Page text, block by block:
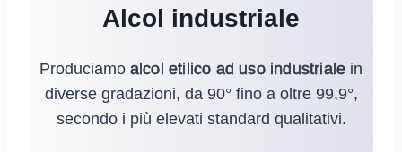
Alcol industriale
Produciamo alcol etilico ad uso industriale in
diverse gradazioni, da 90° fino a oltre 99,9°,
secondo i più elevati standard qualitativi.